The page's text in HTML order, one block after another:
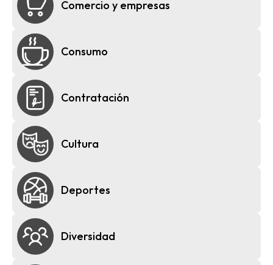
Comercio y empresas
Consumo
Contratación
Cultura
Deportes
Diversidad